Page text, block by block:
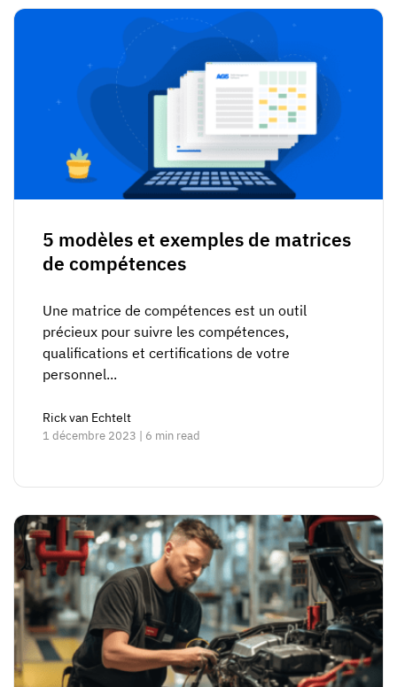
5 modèles et exemples de matrices
de compétences
Une matrice de compétences est un outil
précieux pour suivre les compétences,
qualifications et certifications de votre
personnel...
Rick van Echtelt
1 décembre 2023 | 6 min read